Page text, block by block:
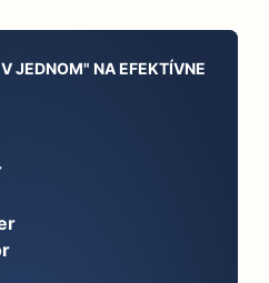
JEDNOM" NA EFEKTÍVNE